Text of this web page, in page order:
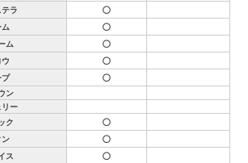
テラ ○
○
ム ○
○
プ ○
ン
リー
ク
○
ン ○
ス
○